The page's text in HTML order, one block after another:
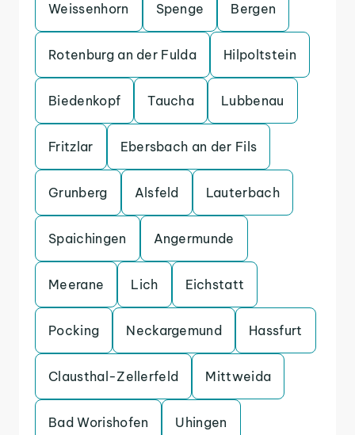
Weissenhorn Spenge Bergen
Rotenburg an der Fulda Hilpoltstein
Biedenkopf Taucha Lubbenau
Fritzlar Ebersbach an der Fils
Grunberg Alsfeld Lauterbach
Spaichingen Angermunde
Meerane Lich Eichstatt
Pocking Neckargemund Hassfurt
Clausthal-Zellerfeld Mittweida
Bad Worishofen Uhingen